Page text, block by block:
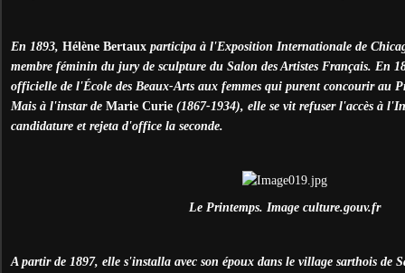
En 1893, Hélène Bertaux participa à l'Exposition Internationale de
membre féminin du jury de sculpture du Salon des Artistes Français. En
officielle de l'École des Beaux-Arts aux femmes qui purent concourir au
Mais à l'instar de Marie Curie (1867-1934), elle se vit refuser l'accès à
candidature et rejeta d'office la seconde.
Le Printemps. Image culture.gouv.fr
A partir de 1897, elle s'installa avec son époux dans le village sarthois de